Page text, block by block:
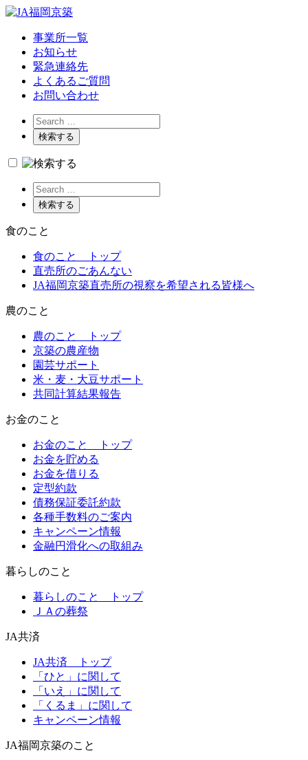
事業所一覧
お知らせ
緊急連絡先
よくあるご質問
お問い合わせ
食のこと
食のこと トップ
直売所のごあんない
JA福岡京築直売所の視察を希望される皆様へ
農のこと
農のこと トップ
京築の農産物
園芸サポート
米・麦・大豆サポート
共同計算結果報告
お金のこと
お金のこと トップ
お金を貯める
お金を借りる
定型約款
債務保証委託約款
各種手数料のご案内
キャンペーン情報
金融円滑化への取組み
暮らしのこと
暮らしのこと トップ
ＪＡの葬祭
JA共済
JA共済 トップ
「ひと」に関して
「いえ」に関して
「くるま」に関して
キャンペーン情報
JA福岡京築のこと